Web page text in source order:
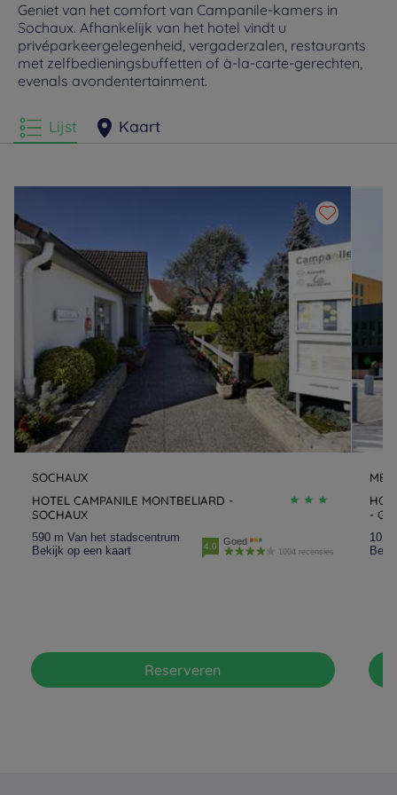
Geniet van het comfort van Campanile-kamers in
Sochaux. Afhankelijk van het hotel vindt u
privéparkeergelegenheid, vergaderzalen, restaurants
met zelfbedieningsbuffetten of à-la-carte-gerechten,
evenals avondentertainment.
Lijst Kaart
SOCHAUX
HOTEL CAMPANILE MONTBELIARD -
SOCHAUX
590 m Van het stadscentrum
Bekijk op een kaart
4.0 Goed
1004 recensies
Reserveren
-
10.3